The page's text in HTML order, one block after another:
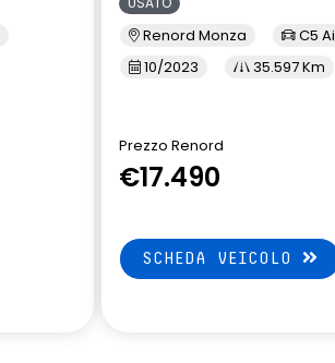
Renord Monza
C5
10/2023
35.597 Km
Prezzo Renord
€17.490
SCHEDA VEICOLO